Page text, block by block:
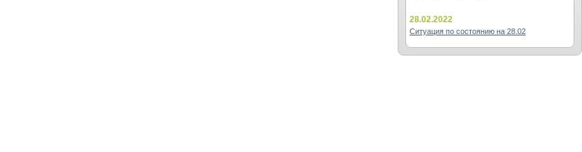
28.02.2022
Ситуация по состоянию на 28.02